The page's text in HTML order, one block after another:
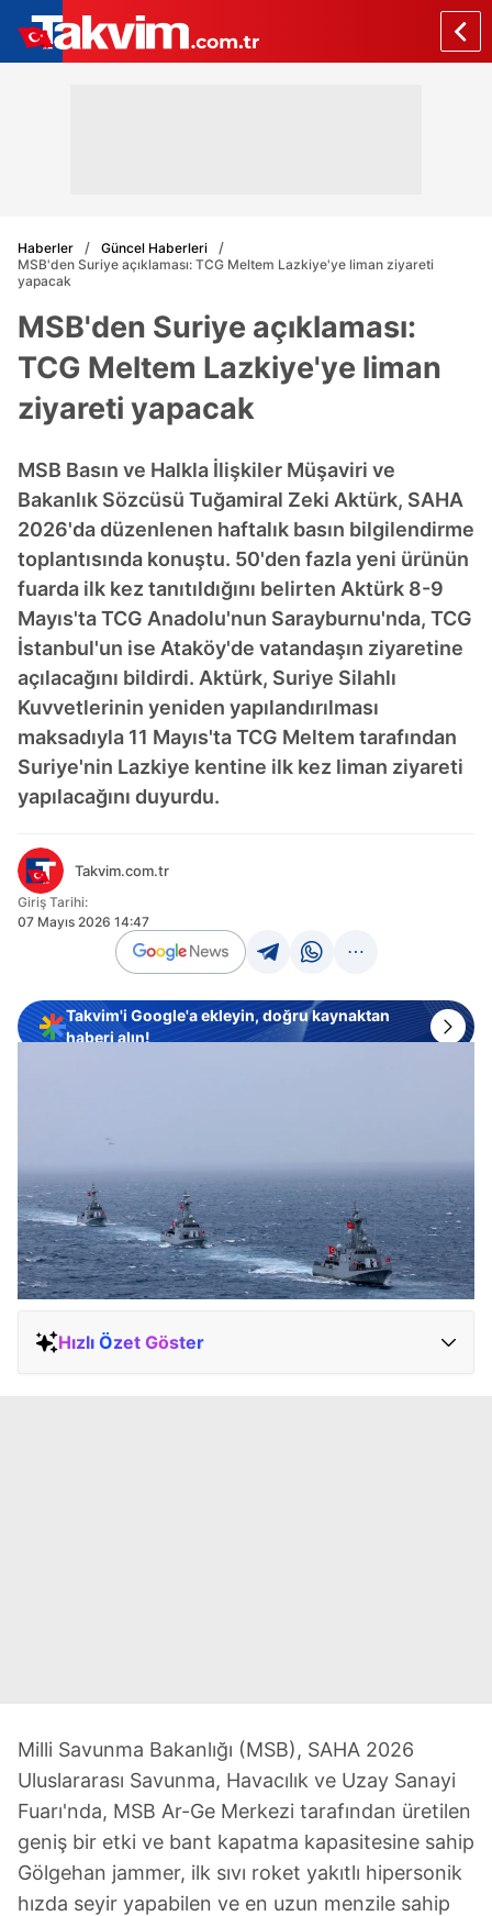
Haberler
Güncel Haberleri
MSB'den Suriye açıklaması: TCG Meltem Lazkiye'ye liman ziyareti
yapacak
MSB'den Suriye açıklaması:
TCG Meltem Lazkiye'ye liman
ziyareti yapacak
MSB Basın ve Halkla İlişkiler Müşaviri ve
Bakanlık Sözcüsü Tuğamiral Zeki Aktürk, SAHA
2026'da düzenlenen haftalık basın bilgilendirme
toplantısında konuştu. 50'den fazla yeni ürünün
fuarda ilk kez tanıtıldığını belirten Aktürk 8-9
Mayıs'ta TCG Anadolu'nun Sarayburnu'nda, TCG
İstanbul'un ise Ataköy'de vatandaşın ziyaretine
açılacağını bildirdi. Aktürk, Suriye Silahlı
Kuvvetlerinin yeniden yapılandırılması
maksadıyla 11 Mayıs'ta TCG Meltem tarafından
Suriye'nin Lazkiye kentine ilk kez liman ziyareti
yapılacağını duyurdu.
Takvim.com.tr
Giriş Tarihi:
07 Mayıs 2026 14:47
Takvim'i Google'a ekleyin, doğru kaynaktan
haberi alın!
Hızlı Özet Göster
Milli Savunma Bakanlığı (MSB), SAHA 2026
Uluslararası Savunma, Havacılık ve Uzay Sanayi
Fuarı'nda, MSB Ar-Ge Merkezi tarafından üretilen
geniş bir etki ve bant kapatma kapasitesine sahip
Gölgehan jammer, ilk sıvı roket yakıtlı hipersonik
hızda seyir yapabilen ve en uzun menzile sahip